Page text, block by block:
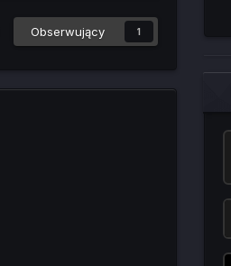
Obserwujący 1